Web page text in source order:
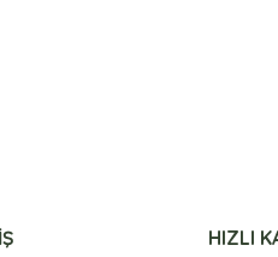
HIZLI